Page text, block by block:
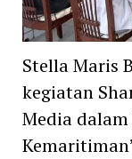
Stella Maris
kegiatan
Media